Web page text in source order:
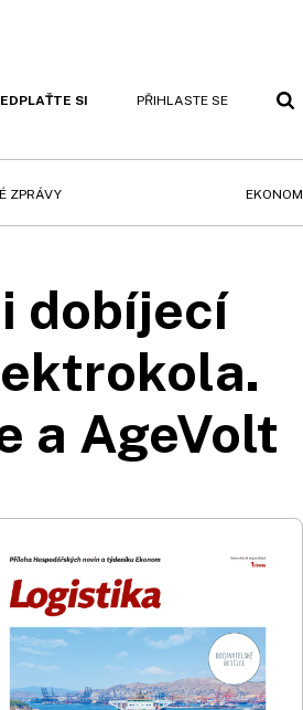
SI PŘIHLASTE SE
ZPRÁVY EKONOM
dobíjecí
a AgeVolt